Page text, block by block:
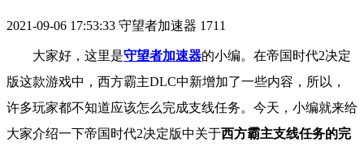
2021-09-06 17:53:33 守望者加速器 1711
大家好，这里是守望者加速器的小编。 在帝国时代2决定
版这款游戏中，西方霸主DLC中新增加了一些内容，所以，
许多玩家都不知道应该怎么完成支线任务。 今天，小编就来给
大家介绍一下帝国时代2决定版中关于西方霸主支线任务的完